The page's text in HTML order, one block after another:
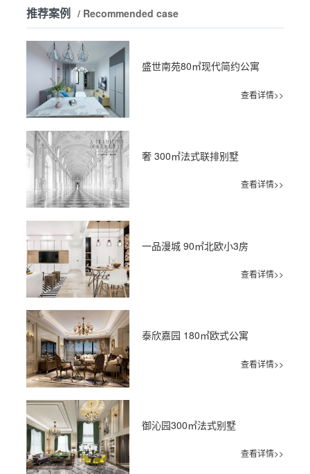
推荐案例 / Recommended case
盛世南苑80㎡现代简约公寓
查看详情>>
奢 300㎡法式联排别墅
查看详情>>
一品漫城 90㎡北欧小3房
查看详情>>
泰欣嘉园 180㎡欧式公寓
查看详情>>
御沁园300㎡法式别墅
查看详情>>